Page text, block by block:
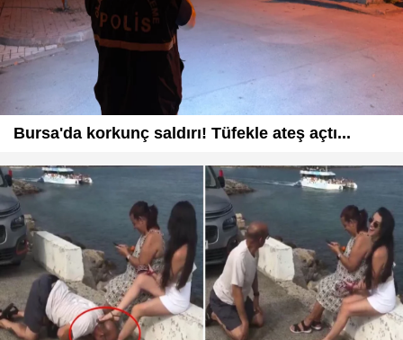
Bursa'da korkunç saldırı! Tüfekle ateş açtı...